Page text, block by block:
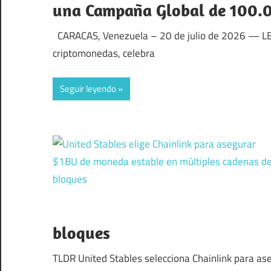
una Campaña Global de
CARACAS, Venezuela – 20 de julio de 2026 —
criptomonedas, celebra
Seguir leyendo
bloques
TLDR United Stables selecciona Chainlink para